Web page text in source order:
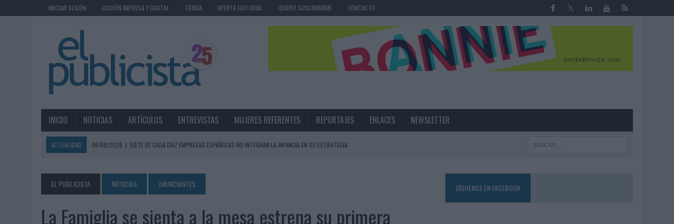
INICIAR SESIÓN EDICIÓN IMPRESA Y DIGITAL TIENDA OFERTA EDITORIAL QUIERO SUSCRIBIRME CONTACTO
INICIO NOTICIAS ARTÍCULOS ENTREVISTAS MUJERES REFERENTES REPORTAJES ENLACES NEWSLETTER
ACTUALIDAD 06/08/2026 | SIETE DE CADA DIEZ EMPRESAS ESPAÑOLAS NO INTEGRAN LA INFANCIA EN SU ESTRATEGIA
06/08/2026 | EL USO DE LA IA GENERATIVA ALCANZA YA AL 62% DE LOS ESPAÑOLES
06/08/2026
SYSTEM1 NOMBRA A KIMBERLY BASTONI COMO NUEVA DIRECTORA COMERCIAL GLOBAL
EL PUBLICISTA NOTICIAS ANUNCIANTES
La Famiglia se sienta a la mesa estrena su primera
SÍGUENOS EN FACEBOOK